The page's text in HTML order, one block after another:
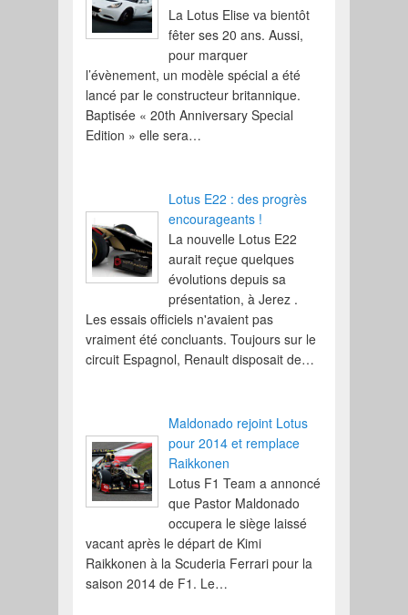
La Lotus Elise va bientôt
fêter ses 20 ans. Aussi,
pour marquer
l’évènement, un modèle spécial a été
lancé par le constructeur britannique.
Baptisée « 20th Anniversary Special
Edition » elle sera…
Lotus E22 : des progrès
encourageants !
La nouvelle Lotus E22
aurait reçue quelques
évolutions depuis sa
présentation, à Jerez .
Les essais officiels n'avaient pas
vraiment été concluants. Toujours sur le
circuit Espagnol, Renault disposait de…
Maldonado rejoint Lotus
pour 2014 et remplace
Raikkonen
Lotus F1 Team a annoncé
que Pastor Maldonado
occupera le siège laissé
vacant après le départ de Kimi
Raikkonen à la Scuderia Ferrari pour la
saison 2014 de F1. Le…